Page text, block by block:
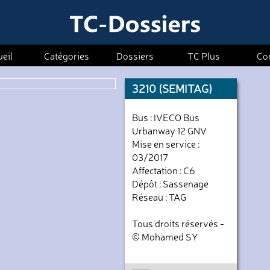
Catégories Dossiers TC Plus
3210 (SEMITAG)
Bus : IVECO Bus
Urbanway 12 GNV
Mise en service :
03/2017
Affectation : C6
Dépôt : Sassenage
Réseau : TAG
Tous droits réservés -
© Mohamed SY